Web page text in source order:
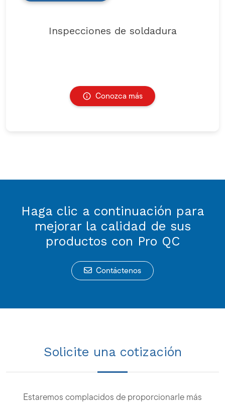
Inspecciones de soldadura
Conozca más
Haga clic a continuación para
mejorar la calidad de sus
productos con Pro QC
Contáctenos
Solicite una cotización
Estaremos complacidos de proporcionarle más